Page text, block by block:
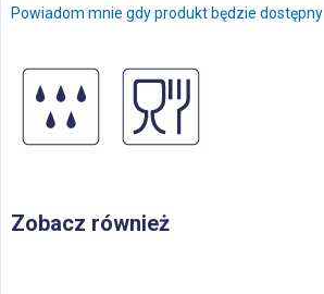
Powiadom mnie gdy produkt będzie dostępny
Zobacz również